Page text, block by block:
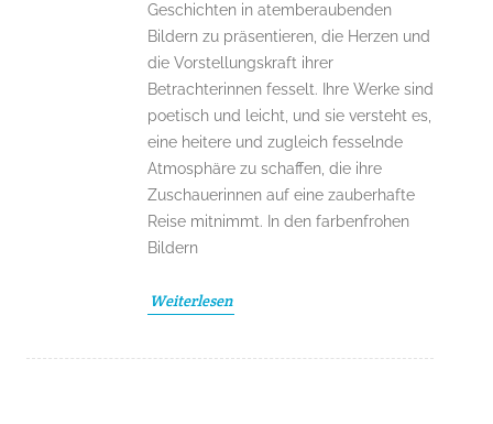
Geschichten in atemberaubenden
Bildern zu präsentieren, die Herzen und
die Vorstellungskraft ihrer
Betrachterinnen fesselt. Ihre Werke sind
poetisch und leicht, und sie versteht es,
eine heitere und zugleich fesselnde
Atmosphäre zu schaffen, die ihre
Zuschauerinnen auf eine zauberhafte
Reise mitnimmt. In den farbenfrohen
Bildern
Weiterlesen